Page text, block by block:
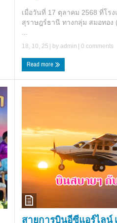
เมื่อวันที่ 17 ตุลาคม 2568 ที่โรง
สุราษฎร์ธานี ทางกลุ่ม สมอทอง
18, 10, 25 | byadmin 0 comments
Read more
สายการบินอีซีแอร์ไลน์